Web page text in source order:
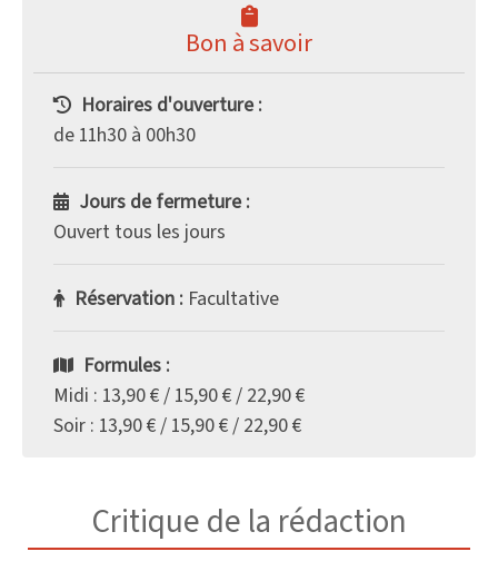
Bon à savoir
Horaires d'ouverture :
de 11h30 à 00h30
Jours de fermeture :
Ouvert tous les jours
Réservation : Facultative
Formules :
Midi : 13,90 € / 15,90 € / 22,90 €
Soir : 13,90 € / 15,90 € / 22,90 €
Critique de la rédaction